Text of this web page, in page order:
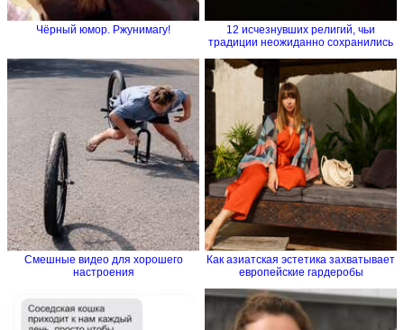
Чёрный юмор. Ржунимагу!
12 исчезнувших религий, чьи
традиции неожиданно сохранились
Смешные видео для хорошего
настроения
Как азиатская эстетика захватывает
европейские гардеробы